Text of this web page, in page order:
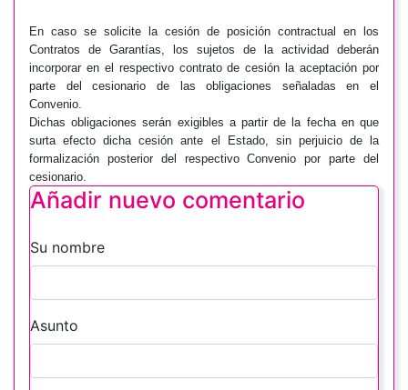
En caso se solicite la cesión de posición contractual en los
Contratos de Garantías, los sujetos de la actividad deberán
incorporar en el respectivo contrato de cesión la aceptación por
parte del cesionario de las obligaciones señaladas en el
Convenio.
Dichas obligaciones serán exigibles a partir de la fecha en que
surta efecto dicha cesión ante el Estado, sin perjuicio de la
formalización posterior del respectivo Convenio por parte del
cesionario.
Añadir nuevo comentario
Su nombre
Asunto